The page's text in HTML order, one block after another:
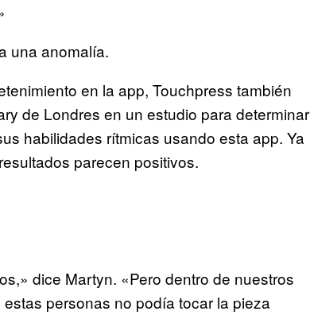
una anomalía.
en la app, Touchpress también
de Londres en un estudio para determinar
habilidades rítmicas usando esta app. Ya
parecen positivos.
dice Martyn. «Pero dentro de nuestros
personas no podía tocar la pieza